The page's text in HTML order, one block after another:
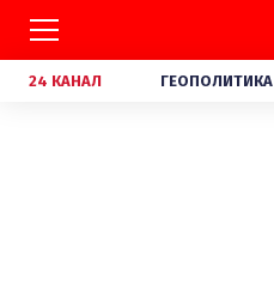
24 КАНАЛ ГЕОПОЛИТИКА